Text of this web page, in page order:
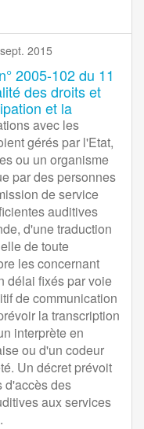
2015
2005-102 du 11
des droits et
et la
avec les
gérés par l'Etat,
ou un organisme
par des personnes
de service
auditives
d'une traduction
de toute
les concernant
délai fixés par voie
de communication
la transcription
interprète en
ou d'un codeur
Un décret prévoit
d'accès des
aux services